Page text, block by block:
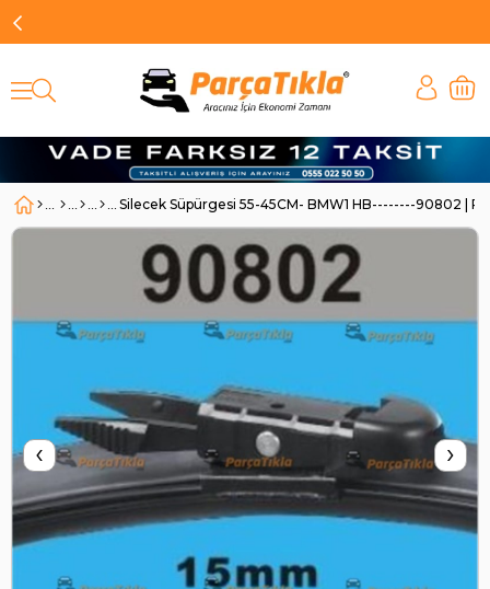
Silecek Süpürgesi 55-45CM- BMW1 HB--------90802 |
‹ ›